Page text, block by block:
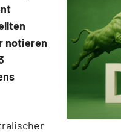
notieren